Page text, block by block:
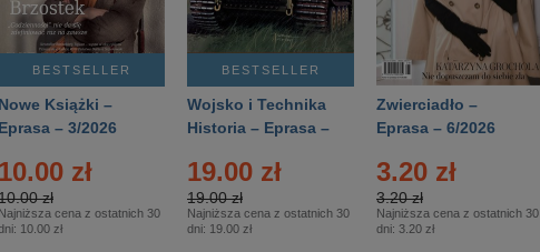
BESTSELLER
Nowe Książki –
Eprasa – 3/2026
10.00 zł
zł
Najniższa cena z ostatnich 30
10.00 zł
BESTSELLER
Wojsko i Technika
Historia – Eprasa –
19.00 zł
19.00 zł
Najniższa cena z ostatnich 30
dni: 19.00 zł
Zwierciadło –
Eprasa – 6/2026
3.20 zł
3.20 zł
Najniższa cena z ostatnich 30
dni: 3.20 zł